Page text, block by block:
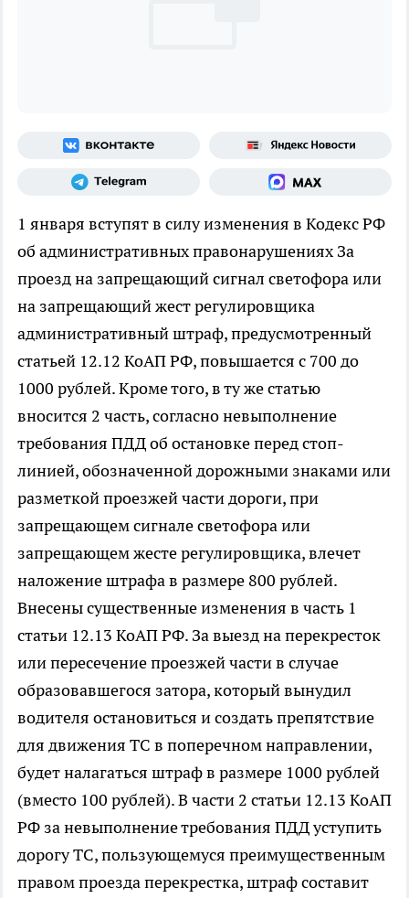
1 января вступят в силу изменения в Кодекс РФ
об административных правонарушениях За
проезд на запрещающий сигнал светофора или
на запрещающий жест регулировщика
административный штраф, предусмотренный
статьей 12.12 КоАП РФ, повышается с 700 до
1000 рублей. Кроме того, в ту же статью
вносится 2 часть, согласно невыполнение
требования ПДД об остановке перед стоп-
линией, обозначенной дорожными знаками или
разметкой проезжей части дороги, при
запрещающем сигнале светофора или
запрещающем жесте регулировщика, влечет
наложение штрафа в размере 800 рублей.
Внесены существенные изменения в часть 1
статьи 12.13 КоАП РФ. За выезд на перекресток
или пересечение проезжей части в случае
образовавшегося затора, который вынудил
водителя остановиться и создать препятствие
для движения ТС в поперечном направлении,
будет налагаться штраф в размере 1000 рублей
(вместо 100 рублей). В части 2 статьи 12.13 КоАП
РФ за невыполнение требования ПДД уступить
дорогу ТС, пользующемуся преимущественным
правом проезда перекрестка, штраф составит